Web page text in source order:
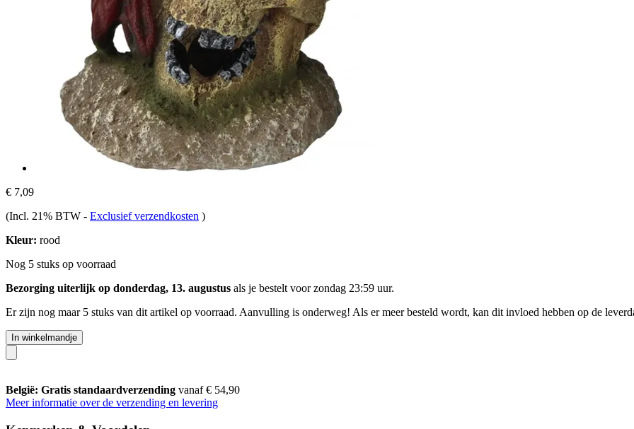
€ 7,09
(Incl. 21% BTW - Exclusief verzendkosten )
Kleur: rood
Nog 5 stuks op voorraad
Bezorging uiterlijk op donderdag, 13. augustus als je bestelt voorzondag 23:59 uur.
Er zijn nog maar 5 stuks van dit artikel op voorraad. Aanvulling is onderweg! Als er meer besteld wordt, kan dit invloed hebben op de
In winkelmandje
België: Gratis standaardverzending vanaf € 54,90
Meer informatie over de verzending en levering